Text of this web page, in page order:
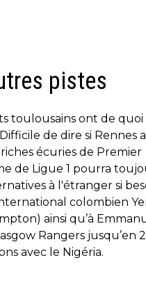
pistes
toulousains ont de quoi
de dire si Rennes
écuries de Premier
de Ligue 1 pourra
à l'étranger si
colombien
ainsi qu’à
Rangers jusqu’en
avec le Nigéria.